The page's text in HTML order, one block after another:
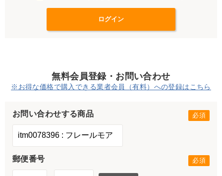
無料会員登録・お問い合わせ
※お得な価格で購入できる業者会員（有料）への登録はこちら
お問い合わせする商品
郵便番号